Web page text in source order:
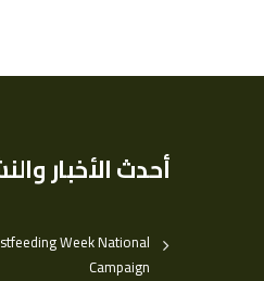
أحدث الأخبار
Week National
Campaign